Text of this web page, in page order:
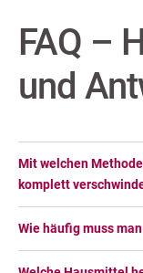
FAQ –
und
Mit welchen
komplett
Wie häufig muss